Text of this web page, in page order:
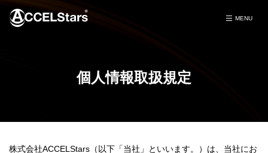
個人情報取扱規定
株式会社ACCELStars（以下「当社」といいます。）は、当社にお